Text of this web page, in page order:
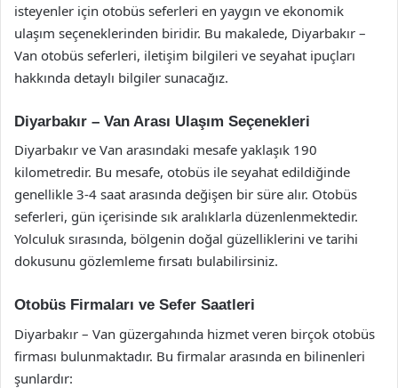
isteyenler için otobüs seferleri en yaygın ve ekonomik
ulaşım seçeneklerinden biridir. Bu makalede, Diyarbakır –
Van otobüs seferleri, iletişim bilgileri ve seyahat ipuçları
hakkında detaylı bilgiler sunacağız.
Diyarbakır – Van Arası Ulaşım Seçenekleri
Diyarbakır ve Van arasındaki mesafe yaklaşık 190
kilometredir. Bu mesafe, otobüs ile seyahat edildiğinde
genellikle 3-4 saat arasında değişen bir süre alır. Otobüs
seferleri, gün içerisinde sık aralıklarla düzenlenmektedir.
Yolculuk sırasında, bölgenin doğal güzelliklerini ve tarihi
dokusunu gözlemleme fırsatı bulabilirsiniz.
Otobüs Firmaları ve Sefer Saatleri
Diyarbakır – Van güzergahında hizmet veren birçok otobüs
firması bulunmaktadır. Bu firmalar arasında en bilinenleri
şunlardır: